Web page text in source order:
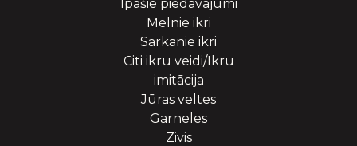
Īpašie piedavājumi
Melnie ikri
Sarkanie ikri
Citi ikru veidi/Ikru
imitācija
Jūras veltes
Garneles
Zivis